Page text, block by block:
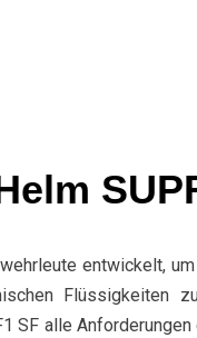
entwickelt,
Flüssigkeiten
SF alle